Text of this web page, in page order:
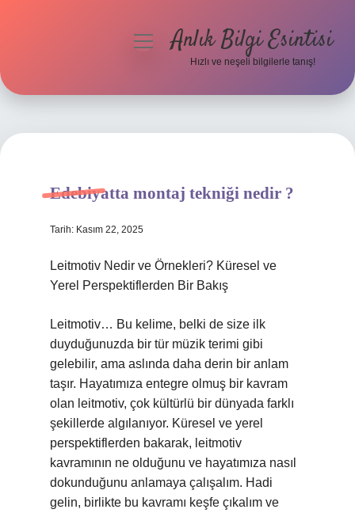
Hakkımızda
menüyüAnlık Bilgi Esintisi
Hızlı ve neşeli bilgilerle tanış!
Edebiyatta montaj tekniği nedir ?
Tarih: Kasım 22, 2025
Leitmotiv Nedir ve Örnekleri? Küresel ve
Yerel Perspektiflerden Bir Bakış
Leitmotiv… Bu kelime, belki de size ilk
duyduğunuzda bir tür müzik terimi gibi
gelebilir, ama aslında daha derin bir anlam
taşır. Hayatımıza entegre olmuş bir kavram
olan leitmotiv, çok kültürlü bir dünyada farklı
şekillerde algılanıyor. Küresel ve yerel
perspektiflerden bakarak, leitmotiv
kavramının ne olduğunu ve hayatımıza nasıl
dokunduğunu anlamaya çalışalım. Hadi
gelin, birlikte bu kavramı keşfe çıkalım ve